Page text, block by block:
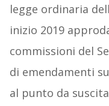
legge ordinaria
inizio 2019
commissioni del
di emendamenti
al punto da